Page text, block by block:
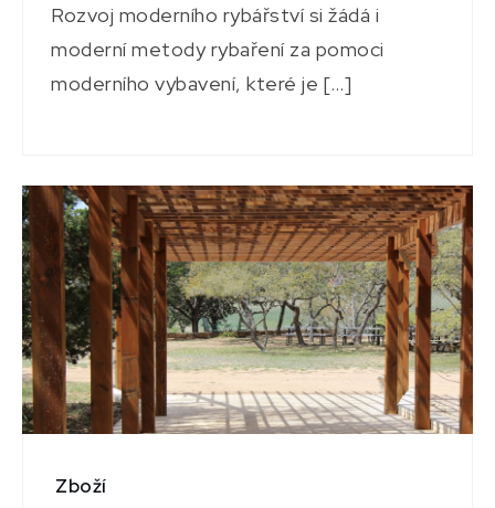
Rozvoj moderního rybářství si žádá i
moderní metody rybaření za pomoci
moderního vybavení, které je […]
Zboží